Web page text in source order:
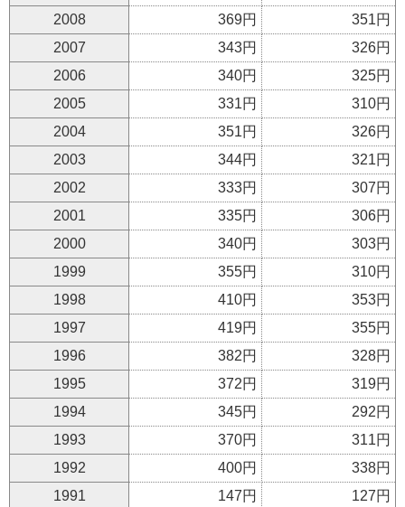
2008
369円
351円
2007
343円
326円
2006
340円
325円
2005
331円
310円
2004
351円
326円
2003
344円
321円
2002
333円
307円
2001
335円
306円
2000
340円
303円
1999
355円
310円
1998
410円
353円
1997
419円
355円
1996
382円
328円
1995
372円
319円
1994
345円
292円
1993
370円
311円
1992
400円
338円
1991
147円 127円